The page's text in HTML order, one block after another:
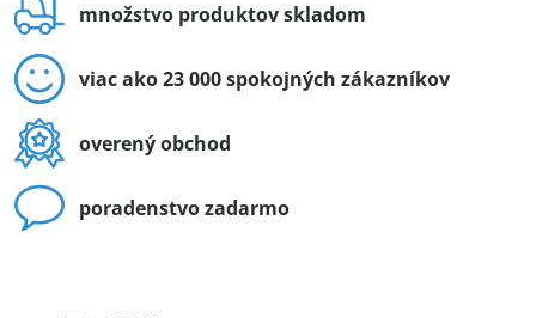
množstvo produktov skladom
viac ako 23 000 spokojných zákazníkov
overený obchod
poradenstvo zadarmo